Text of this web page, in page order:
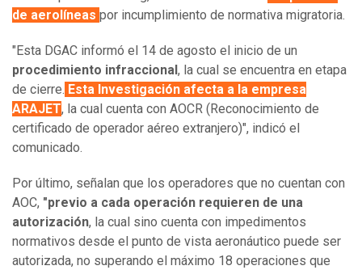
de aerolíneas por incumplimiento de normativa migratoria.
"Esta DGAC informó el 14 de agosto el inicio de un
procedimiento infraccional , la cual se encuentra en etapa
de cierre. Esta Investigación afecta a la empresa
ARAJET, la cual cuenta con AOCR (Reconocimiento de
certificado de operador aéreo extranjero)", indicó el
comunicado.
Por último, señalan que los operadores que no cuentan con
AOC, "previo a cada operación requieren de una
autorización, la cual sino cuenta con impedimentos
normativos desde el punto de vista aeronáutico puede ser
autorizada, no superando el máximo 18 operaciones que